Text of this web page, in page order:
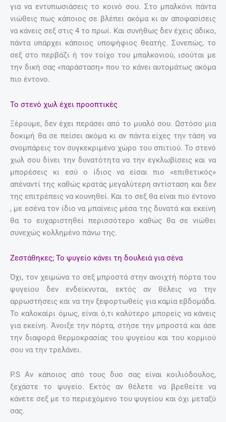
για να εντυπωσιάσεις το κοινό σου. Στο μπαλκόνι πάντα
νιώθεις πως κάποιος σε βλέπει ακόμα κι αν αποφασίσεις
να κάνεις σεξ στις 4 το πρωί. Και συνήθως δεν έχεις άδικο,
πάντα υπάρχει κάποιος υποψήφιος θεατής. Συνεπώς, το
σεξ στο περβάζι ή τον τοίχο του μπαλκονιού, ισούται με
την δική σας «παράσταση» που το κάνει αυτομάτως ακόμα
πιο έντονο.
Το στενό χωλ έχει προοπτικές
Ξέρουμε, δεν έχει περάσει από το μυαλό σου. Ωστόσο μια
δοκιμή θα σε πείσει ακόμα κι αν πάντα είχες την τάση να
σνομπάρεις τον συγκεκριμένο χώρο του σπιτιού. Το στενό
χωλ σου δίνει την δυνατότητα να την εγκλωβίσεις και να
μπορέσεις κι εσύ ο ίδιος να είσαι πιο «επιθετικός»
απέναντί της καθώς κρατάς μεγαλύτερη αντίσταση και δεν
της επιτρέπεις να κουνηθεί. Και το σεξ θα είναι πιο έντονο
, με εσένα τον ίδιο να μπαίνεις μέσα της δυνατά και εκείνη
θα το ευχαριστηθεί περισσότερο καθώς θα σε νιώθει
συνεχώς κολλημένο πάνω της.
Ζεστάθηκες; Το ψυγείο κάνει τη δουλειά για σένα
Όχι, τον χειμώνα το σεξ μπροστά στην ανοιχτή πόρτα του
ψυγείου δεν ενδείκνυται, εκτός αν θέλεις να την
αρρωστήσεις και να την ξεφορτωθείς για καμία εβδομάδα.
Το καλοκαίρι όμως, είναι ό,τι καλύτερο μπορείς να κάνεις
για εκείνη. Άνοιξε την πόρτα, στήσε την μπροστά και άσε
την διαφορά θερμοκρασίας του ψυγείου και του κορμιού
σου να την τρελάνει.
P.S Αν κάποιος από τους δυο σας είναι κοιλιόδουλος,
ξεχάστε το ψυγείο. Εκτός αν θέλετε να βρεθείτε να
κάνετε σεξ με το περιεχόμενο του ψυγείου και όχι μεταξύ
σας.